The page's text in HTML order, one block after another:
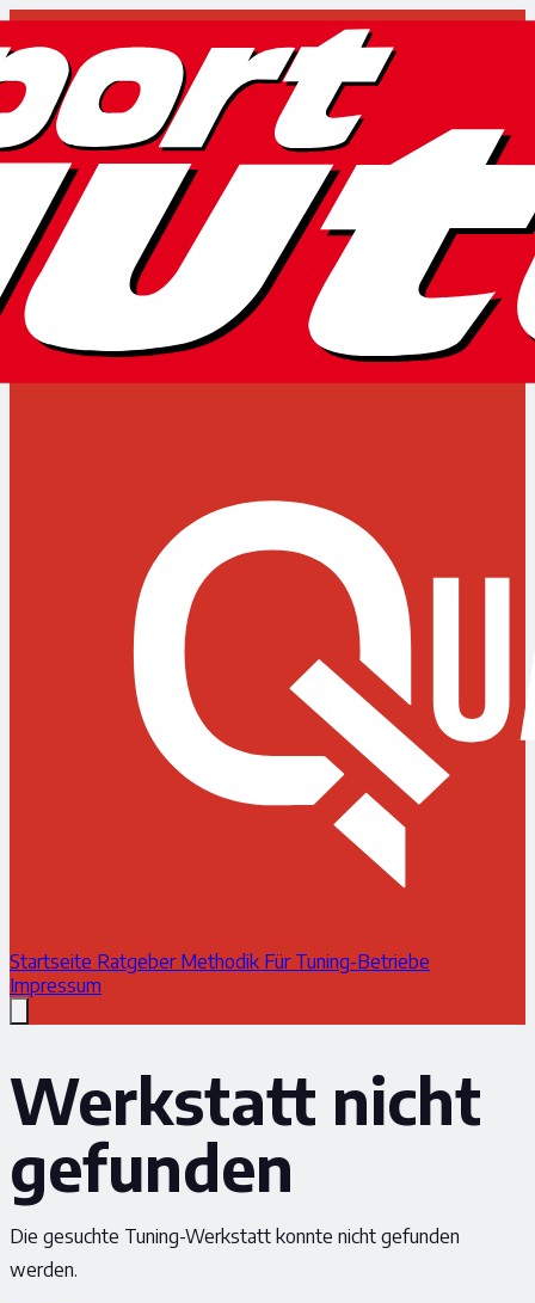
Startseite Ratgeber Methodik Für Tuning-Betriebe
Impressum
Werkstatt nicht
gefunden
Die gesuchte Tuning-Werkstatt konnte nicht gefunden
werden.